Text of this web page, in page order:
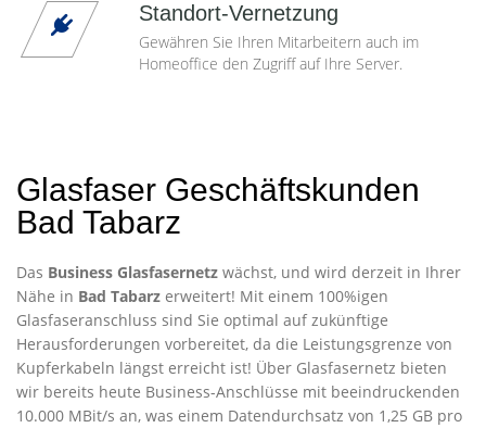
Standort-Vernetzung
Gewähren Sie Ihren Mitarbeitern auch im
Homeoffice den Zugriff auf Ihre Server.
Glasfaser Geschäftskunden
Bad Tabarz
Das Business Glasfasernetz wächst, und wird derzeit in Ihrer
Nähe in Bad Tabarz erweitert! Mit einem 100%igen
Glasfaseranschluss sind Sie optimal auf zukünftige
Herausforderungen vorbereitet, da die Leistungsgrenze von
Kupferkabeln längst erreicht ist! Über Glasfasernetz bieten
wir bereits heute Business-Anschlüsse mit beeindruckenden
10.000 MBit/s an, was einem Datendurchsatz von 1,25 GB pro